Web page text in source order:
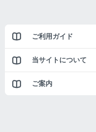
ご利用ガイド
当サイトについて
ご案内